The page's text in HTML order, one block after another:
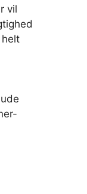
vil